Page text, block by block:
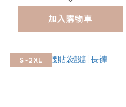
加入購物車
S~2XL